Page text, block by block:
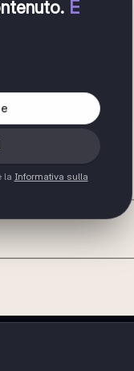
. È
la Informativa sulla